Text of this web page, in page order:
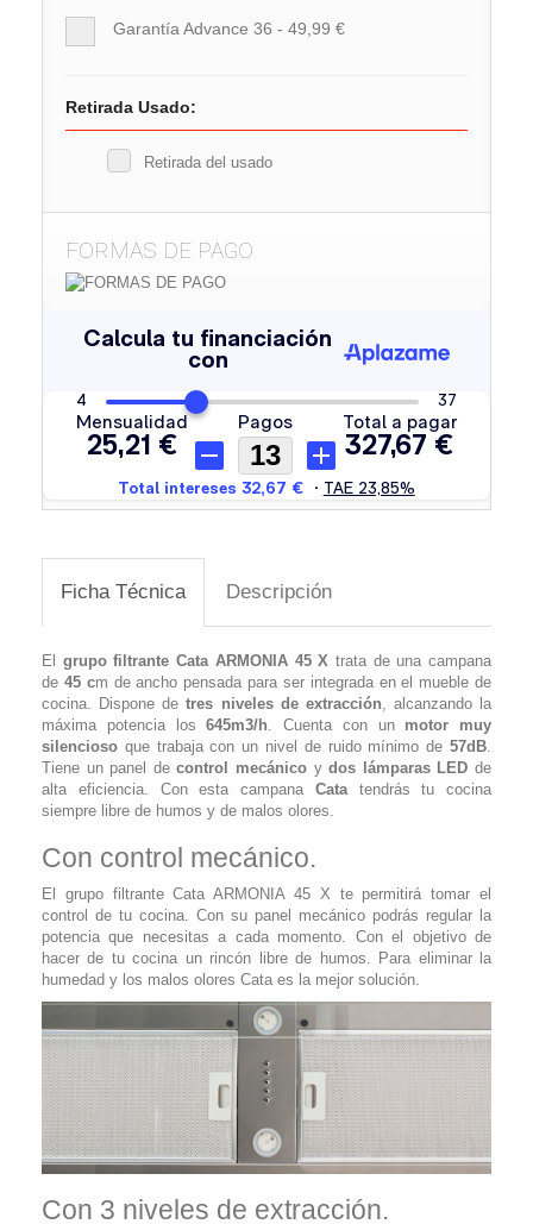
Garantía Advance 36 - 49,99 €
Retirada Usado:
Retirada del usado
FORMAS DE PAGO
Ficha Técnica Descripción
El grupo filtrante Cata ARMONIA 45 X trata de una campana
de 45 cm de ancho pensada para ser integrada en el mueble de
cocina. Dispone de tres niveles de extracción, alcanzando la
máxima potencia los645m3/h. Cuenta con un motor muy
silencioso que trabaja con un nivel de ruido mínimo de57dB.
Tiene un panel decontrol mecánico ydos lámparas LED de
alta eficiencia. Con esta campana Cata
tendrás tu cocina
siempre libre de humos y de malos olores.
Con control mecánico.
El grupo filtrante Cata ARMONIA 45 X te permitirá tomar el
control de tu cocina. Con su panel mecánico podrás regular la
potencia que necesitas a cada momento. Con el objetivo de
hacer de tu cocina un rincón libre de humos. Para eliminar la
humedad y los malos olores Cata es la mejor solución.
Con 3 niveles de extracción.